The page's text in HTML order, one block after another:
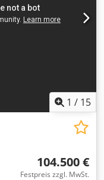
1 / 15
104.500 €
Festpreis zzgl. MwSt.